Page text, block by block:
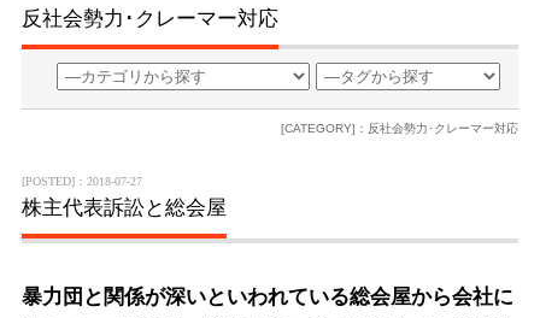
反社会勢力･クレーマー対応
[CATEGORY]：反社会勢力･クレーマー対応
株主代表訴訟と総会屋
[POSTED]：2018-07-27
暴力団と関係が深いといわれている総会屋から会社に